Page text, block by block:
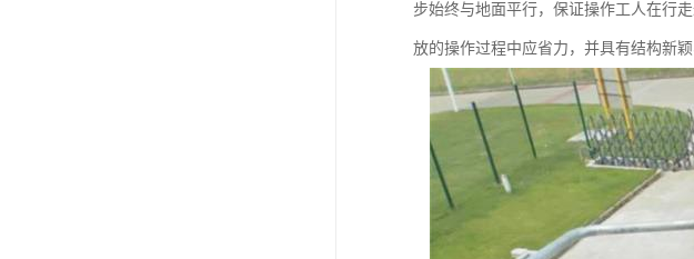
步始终与地面平行，保证操作工人在行
放的操作过程中应省力，并具有结构新